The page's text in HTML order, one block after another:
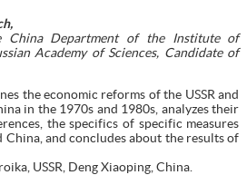
China Department of the Institute of
Academy of Sciences, Candidate of
the economic reforms of the USSR and
in the 1970s and 1980s, analyzes their
the specifics of specific measures
China, and concludes about the results of
USSR, Deng Xiaoping, China.